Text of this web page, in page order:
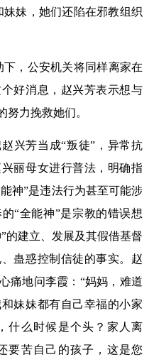
妹，她们还陷在邪教组织
下，公安机关将同样离家在
好消息，赵兴芳表示想与
努力挽救她们。
兴芳当成“叛徒”，异常抗
丽母女进行普法，明确指
神”是违法行为甚至可能涉
“全能神”是宗教的错误想
的建立、发展及其假借基督
蛊惑控制信徒的事实。赵
痛地问李霞：“妈妈，难道
妹妹都有自己幸福的小家
什么时候是个头？家人离
要苦自己的孩子，这是您